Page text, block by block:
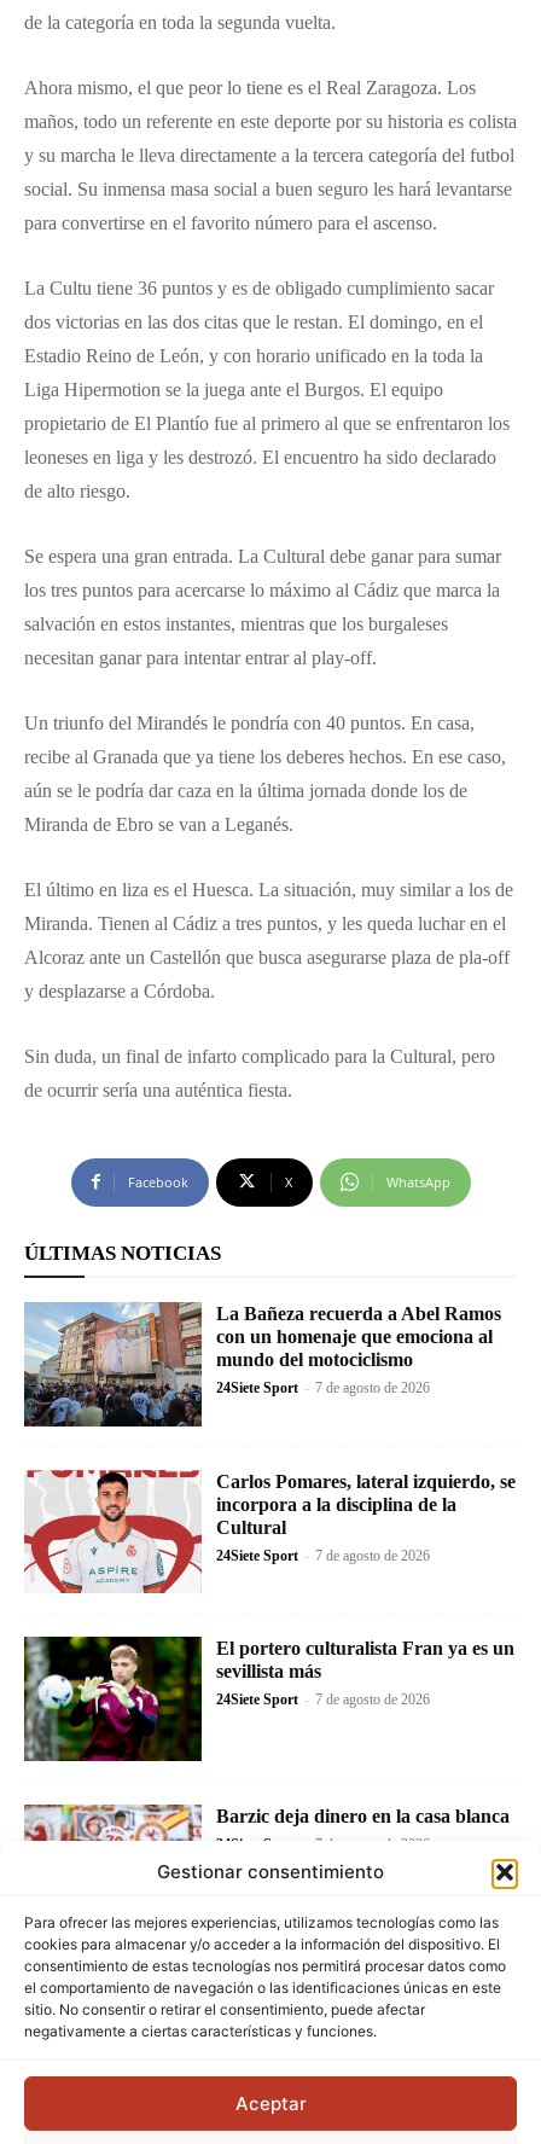
Gestionar consentimiento
Para ofrecer las mejores experiencias, utilizamos tecnologías como las
cookies para almacenar y/o acceder a la información del dispositivo. El
consentimiento de estas tecnologías nos permitirá procesar datos como
el comportamiento de navegación o las identificaciones únicas en este
sitio. No consentir o retirar el consentimiento, puede afectar
negativamente a ciertas características y funciones.
Aceptar
de la categoría en toda la segunda vuelta.
Ahora mismo, el que peor lo tiene es el Real Zaragoza. Los
maños, todo un referente en este deporte por su historia es colista
y su marcha le lleva directamente a la tercera categoría del futbol
social. Su inmensa masa social a buen seguro les hará levantarse
para convertirse en el favorito número para el ascenso.
La Cultu tiene 36 puntos y es de obligado cumplimiento sacar
dos victorias en las dos citas que le restan. El domingo, en el
Estadio Reino de León, y con horario unificado en la toda la
Liga Hipermotion se la juega ante el Burgos. El equipo
propietario de El Plantío fue al primero al que se enfrentaron los
leoneses en liga y les destrozó. El encuentro ha sido declarado
de alto riesgo.
Se espera una gran entrada. La Cultural debe ganar para sumar
los tres puntos para acercarse lo máximo al Cádiz que marca la
salvación en estos instantes, mientras que los burgaleses
necesitan ganar para intentar entrar al play-off.
Un triunfo del Mirandés le pondría con 40 puntos. En casa,
recibe al Granada que ya tiene los deberes hechos. En ese caso,
aún se le podría dar caza en la última jornada donde los de
Miranda de Ebro se van a Leganés.
El último en liza es el Huesca. La situación, muy similar a los de
Miranda. Tienen al Cádiz a tres puntos, y les queda luchar en el
Alcoraz ante un Castellón que busca asegurarse plaza de pla-off
y desplazarse a Córdoba.
Sin duda, un final de infarto complicado para la Cultural, pero
de ocurrir sería una auténtica fiesta.
Facebook X WhatsApp
ÚLTIMAS NOTICIAS
La Bañeza recuerda a Abel Ramos
con un homenaje que emociona al
mundo del motociclismo
24Siete Sport - 7 de agosto de 2026
Carlos Pomares, lateral izquierdo, se
incorpora a la disciplina de la
Cultural
24Siete Sport - 7 de agosto de 2026
El portero culturalista Fran ya es un
sevillista más
24Siete Sport - 7 de agosto de 2026
Barzic deja dinero en la casa blanca
24Siete Sport 7 de agosto de 2026